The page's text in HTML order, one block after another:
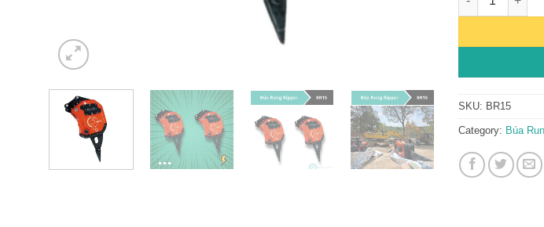
SKU: BR15
Category: Búa